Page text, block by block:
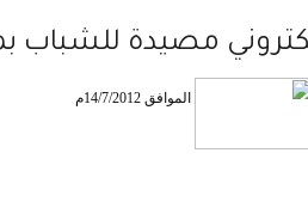
مصيدة للشباب
الموافق 14/7/2012م